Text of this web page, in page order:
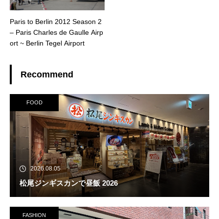
Paris to Berlin 2012 Season 2
– Paris Charles de Gaulle Airp
ort ~ Berlin Tegel Airport
Recommend
FOOD
2026.08.05
松尾ジンギスカンで昼飯 2026
FASHION